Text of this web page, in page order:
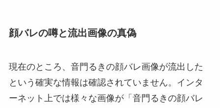
顔バレの噂と流出画像の真偽
現在のところ、音門るきの顔バレ画像が流出した
という確実な情報は確認されていません。インタ
ーネット上では様々な画像が「音門るきの顔バレ